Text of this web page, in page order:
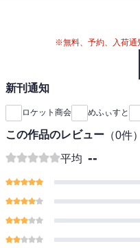
※無料、予約、入荷通
新刊通知
ロケット商会 めふぃすと
この作品のレビュー （0件）
平均 --